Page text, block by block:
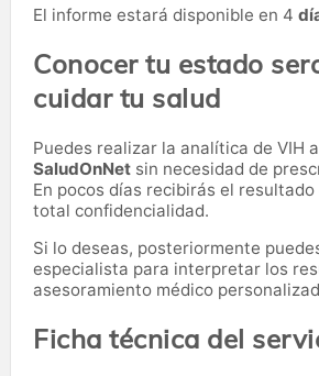
El informe estará disponible en 4
Conocer tu estado
cuidar tu salud
Puedes realizar la analítica de VIH
SaludOnNet sin necesidad de
En pocos días recibirás el
total confidencialidad.
Si lo deseas, posteriormente
especialista para interpretar los
asesoramiento médico
Ficha técnica del